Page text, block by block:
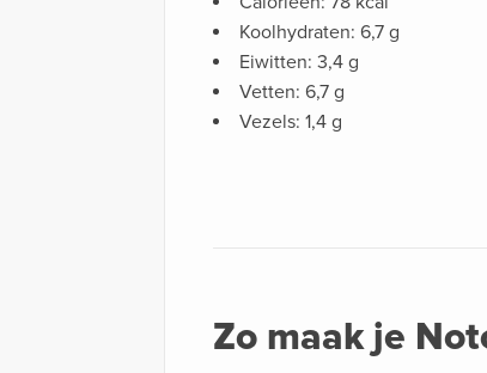
Koolhydraten: 6,7 g
Eiwitten: 3,4 g
Vetten: 6,7 g
Vezels: 1,4 g
Zo maak je